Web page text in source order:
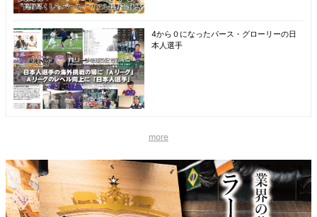
4から０になったパース・グローリーの日
本人選手
more